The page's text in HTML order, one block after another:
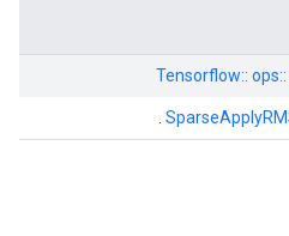
Tensorflow::